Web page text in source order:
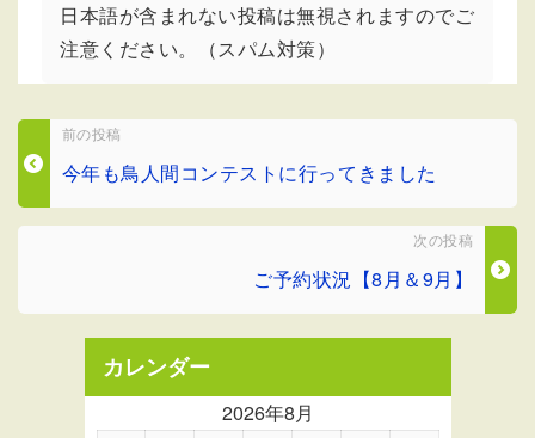
日本語が含まれない投稿は無視されますのでご
注意ください。（スパム対策）
前の投稿
今年も鳥人間コンテストに行ってきました
次の投稿
ご予約状況【8月＆9月】
カレンダー
2026年8月